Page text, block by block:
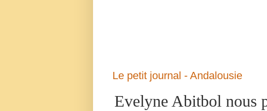
Le petit journal - Andalousie
Evelyne Abitbol nous